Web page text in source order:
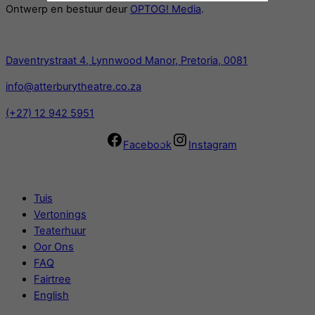
Ontwerp en bestuur deur OPTOG! Media.
Daventrystraat 4, Lynnwood Manor, Pretoria, 0081
info@atterburytheatre.co.za
(+27) 12 942 5951
Facebook Instagram
Tuis
Vertonings
Teaterhuur
Oor Ons
FAQ
Fairtree
English